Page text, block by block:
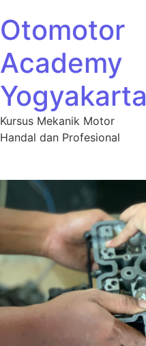
Otomotor
Academy
Yogyakarta
Kursus Mekanik Motor
Handal dan Profesional